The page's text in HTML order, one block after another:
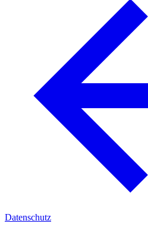
Datenschutz